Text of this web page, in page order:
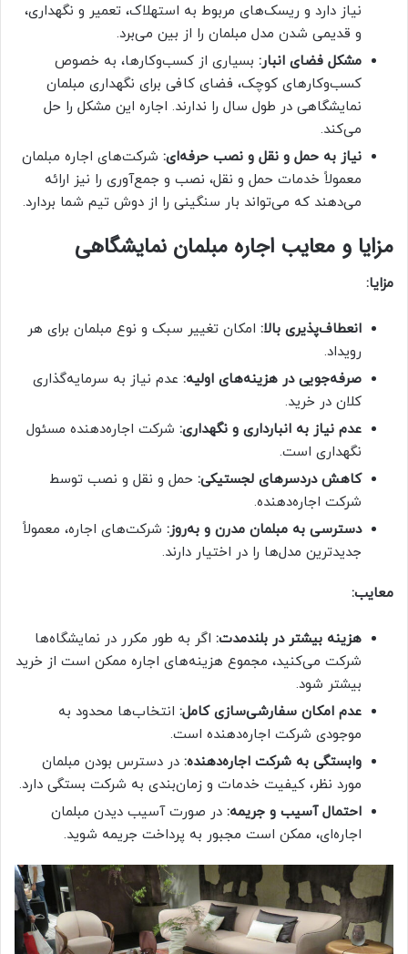
نیاز دارد و ریسک‌های مربوط به استهلاک، تعمیر و نگهداری،
و قدیمی شدن مدل مبلمان را از بین می‌برد.
مشکل فضای انبار: بسیاری از کسب‌وکارها، به خصوص
کسب‌وکارهای کوچک، فضای کافی برای نگهداری مبلمان
نمایشگاهی در طول سال را ندارند. اجاره این مشکل را حل
می‌کند.
نیاز به حمل و نقل و نصب حرفه‌ای: شرکت‌های اجاره مبلمان
معمولاً خدمات حمل و نقل، نصب و جمع‌آوری را نیز ارائه
می‌دهند که می‌تواند بار سنگینی را از دوش تیم شما بردارد.
مزایا و معایب اجاره مبلمان نمایشگاهی
مزایا:
انعطاف‌پذیری بالا: امکان تغییر سبک و نوع مبلمان برای هر
رویداد.
صرفه‌جویی در هزینه‌های اولیه: عدم نیاز به سرمایه‌گذاری
کلان در خرید.
عدم نیاز به انبارداری و نگهداری: شرکت اجاره‌دهنده مسئول
نگهداری است.
کاهش دردسرهای لجستیکی: حمل و نقل و نصب توسط
شرکت اجاره‌دهنده.
دسترسی به مبلمان مدرن و به‌روز: شرکت‌های اجاره، معمولاً
جدیدترین مدل‌ها را در اختیار دارند.
معایب:
هزینه بیشتر در بلندمدت: اگر به طور مکرر در نمایشگاه‌ها
شرکت می‌کنید، مجموع هزینه‌های اجاره ممکن است از خرید
بیشتر شود.
عدم امکان سفارشی‌سازی کامل: انتخاب‌ها محدود به
موجودی شرکت اجاره‌دهنده است.
وابستگی به شرکت اجاره‌دهنده: در دسترس بودن مبلمان
مورد نظر، کیفیت خدمات و زمان‌بندی به شرکت بستگی دارد.
احتمال آسیب و جریمه: در صورت آسیب دیدن مبلمان
اجاره‌ای، ممکن است مجبور به پرداخت جریمه شوید.